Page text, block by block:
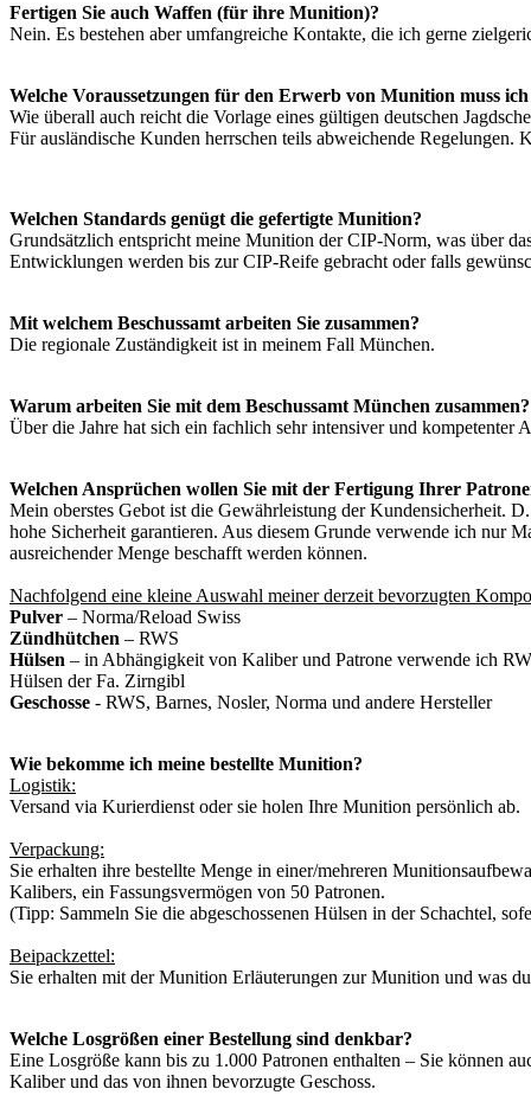
Fertigen Sie auch Waffen (für ihre Munition)?
Nein. Es bestehen aber umfangreiche Kontakte, die ich gerne
Welche Voraussetzungen für den Erwerb von Munition muss
Wie überall auch reicht die Vorlage eines gültigen deutschen
Für ausländische Kunden herrschen teils abweichende Regelungen.
Welchen Standards genügt die gefertigte Munition?
Grundsätzlich entspricht meine Munition der CIP-Norm, was über
Entwicklungen werden bis zur CIP-Reife gebracht oder falls
Mit welchem Beschussamt arbeiten Sie zusammen?
Die regionale Zuständigkeit ist in meinem Fall München.
Warum arbeiten Sie mit dem Beschussamt München zusammen?
Über die Jahre hat sich ein fachlich sehr intensiver und
Welchen Ansprüchen wollen Sie mit der Fertigung Ihrer
Mein oberstes Gebot ist die Gewährleistung der Kundensicherheit.
hohe Sicherheit garantieren. Aus diesem Grunde verwende ich nur
ausreichender Menge beschafft werden können.
Nachfolgend eine kleine Auswahl meiner derzeit bevorzugten
Pulver – Norma/Reload Swiss
Zündhütchen – RWS
Hülsen – in Abhängigkeit von Kaliber und Patrone verwende ich
Hülsen der Fa. Zirngibl
Geschosse - RWS, Barnes, Nosler, Norma und andere Hersteller
Wie bekomme ich meine bestellte Munition?
Logistik:
Versand via Kurierdienst oder sie holen Ihre Munition persönlich ab.
Verpackung:
Sie erhalten ihre bestellte Menge in einer/mehreren
Kalibers, ein Fassungsvermögen von 50 Patronen.
(Tipp: Sammeln Sie die abgeschossenen Hülsen in der Schachtel,
Beipackzettel:
Sie erhalten mit der Munition Erläuterungen zur Munition und was
Welche Losgrößen einer Bestellung sind denkbar?
Eine Losgröße kann bis zu 1.000 Patronen enthalten – Sie können
Kaliber und das von ihnen bevorzugte Geschoss.